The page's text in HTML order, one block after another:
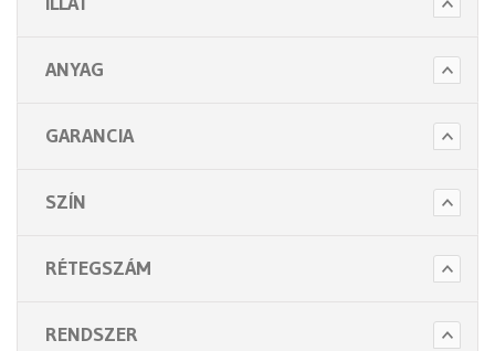
- Törlő és tisztító papírok
- Intim betét gyűjtők
- Toalett papírok
ANYAG
GARANCIA
SZÍN
RÉTEGSZÁM
RENDSZER